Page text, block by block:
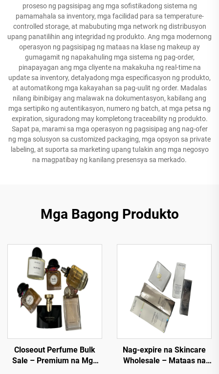
proseso ng pagsisipag ang mga sofistikadong sistema ng
pamamahala sa inventory, mga facilidad para sa temperature-
controlled storage, at mabubuting mga network ng distribusyon
upang panatilihin ang integridad ng produkto. Ang mga modernong
operasyon ng pagsisipag ng mataas na klase ng makeup ay
gumagamit ng napakahuling mga sistema ng pag-order,
pinapayagan ang mga cliyente na makakuha ng real-time na
update sa inventory, detalyadong mga especificasyon ng produkto,
at automatikong mga kakayahan sa pag-uulit ng order. Madalas
nilang ibinibigay ang malawak na dokumentasyon, kabilang ang
mga sertipiko ng autentikasyon, numero ng batch, at mga petsa ng
expiration, siguradong may kompletong traceability ng produkto.
Sapat pa, marami sa mga operasyon ng pagsisipag ang nag-ofer
ng mga solusyon sa customized packaging, mga opsyon sa private
labeling, at suporta sa marketing upang tulakin ang mga negosyo
na magpatibay ng kanilang presensya sa merkado.
Mga Bagong Produkto
Closeout Perfume Bulk
Sale – Premium na Mga
Nag-expire na Skincare
Wholesale – Mataas na